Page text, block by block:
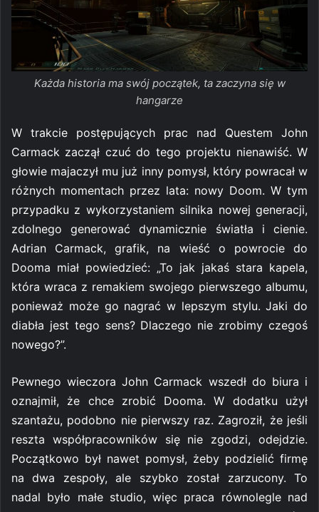
Każda historia ma swój początek, ta zaczyna się w
hangarze
W trakcie postępujących prac nad Questem John
Carmack zaczął czuć do tego projektu nienawiść. W
głowie majaczył mu już inny pomysł, który powracał w
różnych momentach przez lata: nowy Doom. W tym
przypadku z wykorzystaniem silnika nowej generacji,
zdolnego generować dynamicznie światła i cienie.
Adrian Carmack, grafik, na wieść o powrocie do
Dooma miał powiedzieć: „To jak jakaś stara kapela,
która wraca z remakiem swojego pierwszego albumu,
ponieważ może go nagrać w lepszym stylu. Jaki do
diabła jest tego sens? Dlaczego nie zrobimy czegoś
nowego?”.
Pewnego wieczora John Carmack wszedł do biura i
oznajmił, że chce zrobić Dooma. W dodatku użył
szantażu, podobno nie pierwszy raz. Zagroził, że jeśli
reszta współpracowników się nie zgodzi, odejdzie.
Początkowo był nawet pomysł, żeby podzielić firmę
na dwa zespoły, ale szybko został zarzucony. To
nadal było małe studio, więc praca równolegle nad